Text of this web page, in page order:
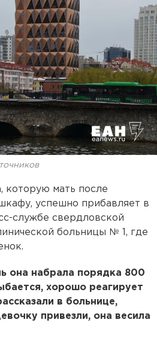
которую мать после
успешно прибавляет в
службе свердловской
больницы № 1, где
она набрала порядка 800
хорошо реагирует
в больнице,
привезли, она весила